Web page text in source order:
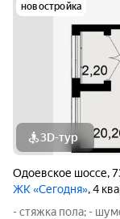
новостройка
3D-тур
Одоевское шоссе,
ЖК «Сегодня», 4
- стяжка пола; -